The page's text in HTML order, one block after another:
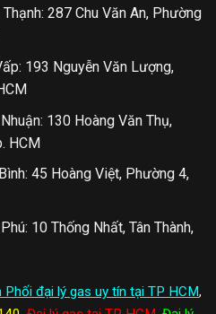
287 Chu Văn An, Phường
193 Nguyễn Văn Lượng,
130 Hoàng Văn Thụ,
HCM
45 Hoàng Việt, Phường 4,
10 Thống Nhất, Tân Thành,
Phối đại lý gas uy tín tại TP HCM,